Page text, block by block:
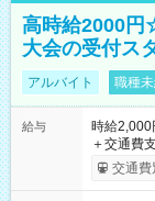
高時給2000円
大会の受付ス
アルバイト 職種
給与
時給2,000
＋交通費支給 ★交通費一部支給！ ┗1日500円を
支給！ ※往
OK！（
交通費